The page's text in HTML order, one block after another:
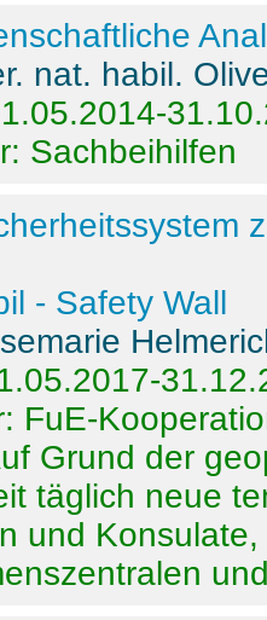
nat. habil.
Sachbeihilfen
- Safety Wall
FuE-
Grund der
täglich neue
und